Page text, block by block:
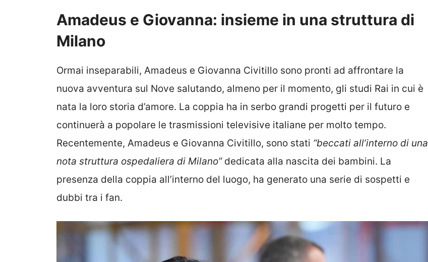
Amadeus e Giovanna: insieme in una struttura di
Milano
Ormai inseparabili, Amadeus e Giovanna Civitillo sono pronti ad affrontare la
nuova avventura sul Nove salutando, almeno per il momento, gli studi Rai in cui è
nata la loro storia d’amore. La coppia ha in serbo grandi progetti per il futuro e
continuerà a popolare le trasmissioni televisive italiane per molto tempo.
Recentemente, Amadeus e Giovanna Civitillo, sono stati “beccati all’interno di una
nota struttura ospedaliera di Milano” dedicata alla nascita dei bambini. La
presenza della coppia all’interno del luogo, ha generato una serie di sospetti e
dubbi tra i fan.